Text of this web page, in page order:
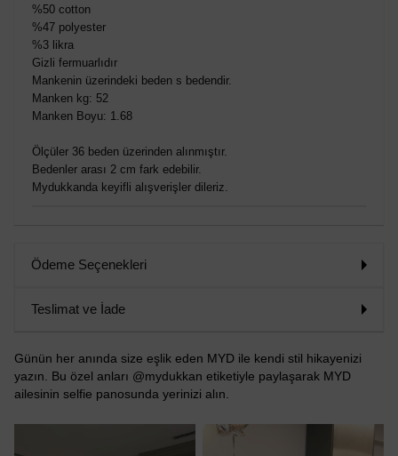
%50 cotton
%47 polyester
%3 likra
Gizli fermuarlıdır
Mankenin üzerindeki beden s bedendir.
Manken kg: 52
Manken Boyu: 1.68
Ölçüler 36 beden üzerinden alınmıştır.
Bedenler arası 2 cm fark edebilir.
Mydukkanda keyifli alışverişler dileriz.
Ödeme Seçenekleri
Teslimat ve İade
Günün her anında size eşlik eden MYD ile kendi stil hikayenizi
yazın. Bu özel anları @mydukkan etiketiyle paylaşarak MYD
ailesinin selfie panosunda yerinizi alın.